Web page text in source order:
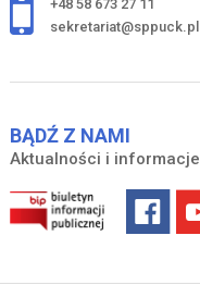
+48 58 673 27 11
sekretariat@sppuck.pl
BĄDŹ Z NAMI
Aktualności i informacje